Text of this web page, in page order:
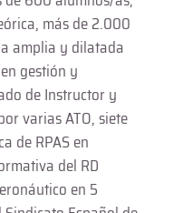
más de 2.000
amplia y dilatada
gestión y
de Instructor y
varias ATO, siete
de RPAS en
del RD
en 5